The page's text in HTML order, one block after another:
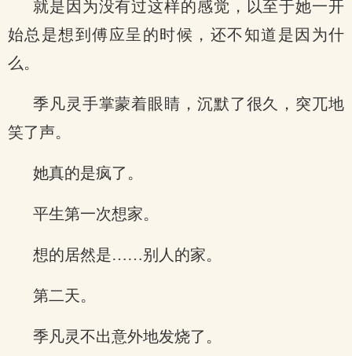
就是因为没有过这样的感觉，以至于她一开
始总是想到傅应呈的时候，还不知道是因为什
么。
季凡灵手掌蒙着眼睛，沉默了很久，突兀地
笑了声。
她真的是疯了。
平生第一次想家。
想的居然是……别人的家。
第二天。
季凡灵不出意外地发烧了。